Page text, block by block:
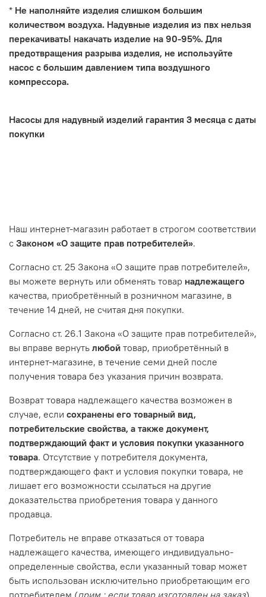
* Не наполняйте изделия слишком большим
количеством воздуха. Надувные изделия из пвх нельзя
перекачивать! накачать изделие на 90-95%. Для
предотвращения разрыва изделия, не используйте
насос с большим давлением типа воздушного
компрессора.
Насосы для надувный изделий гарантия 3 месяца с даты
покупки
Наш интернет-магазин работает в строгом соответствии
с Законом «О защите прав потребителей».
Согласно ст. 25 Закона «О защите прав потребителей»,
вы можете вернуть или обменять товар надлежащего
качества, приобретённый в розничном магазине, в
течение 14 дней, не считая дня покупки.
Согласно ст. 26.1 Закона «О защите прав потребителей»,
вы вправе вернуть любой товар, приобретённый в
интернет-магазине, в течение семи дней после
получения товара без указания причин возврата.
Возврат товара надлежащего качества возможен в
случае, если сохранены его товарный вид,
потребительские свойства, а также документ,
подтверждающий факт и условия покупки указанного
товара. Отсутствие у потребителя документа,
подтверждающего факт и условия покупки товара, не
лишает его возможности ссылаться на другие
доказательства приобретения товара у данного
продавца.
Потребитель не вправе отказаться от товара
надлежащего качества, имеющего индивидуально-
определенные свойства, если указанный товар может
быть использован исключительно приобретающим его